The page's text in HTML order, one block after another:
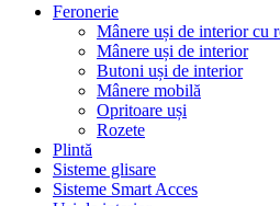
Feronerie
Mânere uși de interior cu
Mânere uși de interior
Butoni uși de interior
Mânere mobilă
Opritoare uși
Rozete
Plintă
Sisteme glisare
Sisteme Smart Acces